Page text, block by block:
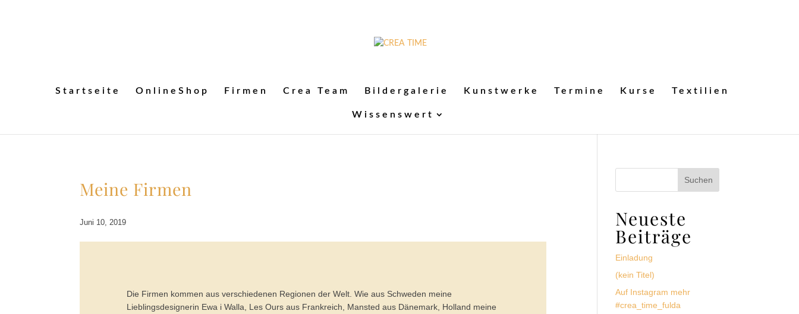
Startseite OnlineShop Firmen Crea Team Bildergalerie Kunstwerke Termine Kurse Textilien
Wissenswert
Meine Firmen
Juni 10, 2019
Die Firmen kommen aus verschiedenen Regionen der Welt. Wie aus Schweden meine
Lieblingsdesignerin Ewa i Walla, Les Ours aus Frankreich, Mansted aus Dänemark, Holland meine
Neueste
Beiträge
Einladung
(kein Titel)
Auf Instagram mehr
#crea_time_fulda